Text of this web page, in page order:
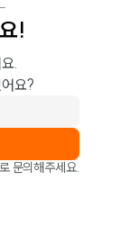
!
.
요?
로 문의해주세요.